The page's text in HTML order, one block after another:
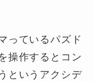
っているパズド
操作するとコン
というアクシデ